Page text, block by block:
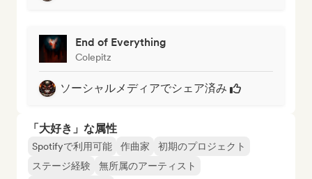
End of Everything
Colepitz
ソーシャルメディアでシェア済み
「大好き」な属性
Spotifyで利用可能 作曲家
初期のプロジェクト
ステージ経験
無所属のアーティスト